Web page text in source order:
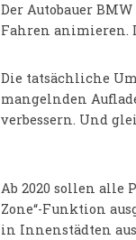
Der Autobauer
Fahren animieren.
Die tatsächliche
mangelnden
verbessern. Und
Ab 2020 sollen alle
Zone“-Funktion
in Innenstädten